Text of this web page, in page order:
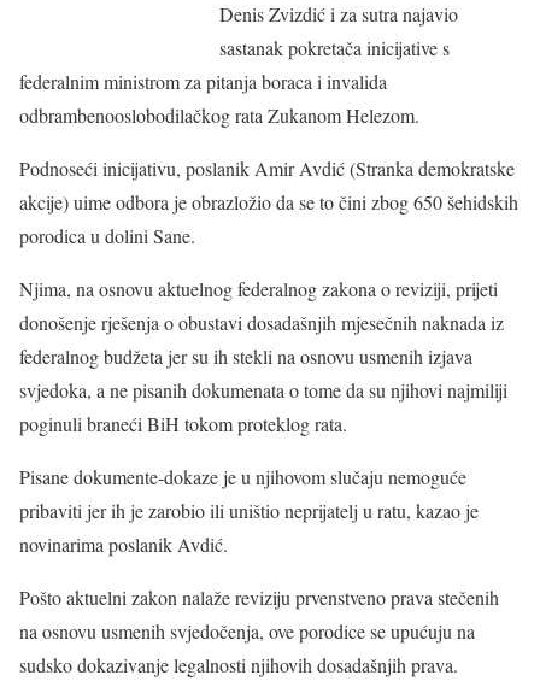
Denis Zvizdić i za sutra najavio
sastanak pokretača inicijative s
federalnim ministrom za pitanja boraca i invalida
odbrambenooslobodilačkog rata Zukanom Helezom.
Podnoseći inicijativu, poslanik Amir Avdić (Stranka demokratske
akcije) uime odbora je obrazložio da se to čini zbog 650 šehidskih
porodica u dolini Sane.
Njima, na osnovu aktuelnog federalnog zakona o reviziji, prijeti
donošenje rješenja o obustavi dosadašnjih mjesečnih naknada iz
federalnog budžeta jer su ih stekli na osnovu usmenih izjava
svjedoka, a ne pisanih dokumenata o tome da su njihovi najmiliji
poginuli braneći BiH tokom proteklog rata.
Pisane dokumente-dokaze je u njihovom slučaju nemoguće
pribaviti jer ih je zarobio ili uništio neprijatelj u ratu, kazao je
novinarima poslanik Avdić.
Pošto aktuelni zakon nalaže reviziju prvenstveno prava stečenih
na osnovu usmenih svjedočenja, ove porodice se upućuju na
sudsko dokazivanje legalnosti njihovih dosadašnjih prava.